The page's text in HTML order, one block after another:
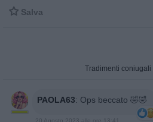
 Salva
Tradimenti coniugali
PAOLA63: Ops beccato 🤣🤣